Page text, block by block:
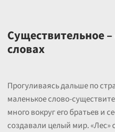
Существительное
словах
Прогуливаясь дальше по
маленькое слово-
много вокруг его братьев и
создавали целый мир. «Лес»